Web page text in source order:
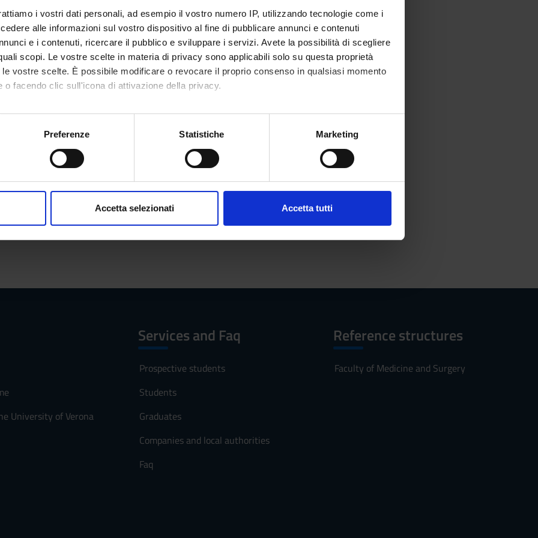
i vostri dati personali, ad esempio il vostro numero IP, utilizzando tecnologie come i
alle informazioni sul vostro dispositivo al fine di pubblicare annunci e contenuti
e i contenuti, ricercare il pubblico e sviluppare i servizi. Avete la possibilità di scegliere
scopi. Le vostre scelte in materia di privacy sono applicabili solo su questa proprietà
vostre scelte. È possibile modificare o revocare il proprio consenso in qualsiasi momento
o facendo clic sull'icona di attivazione della privacy.
anche:
sulla tua posizione geografica, con un'approssimazione di qualche metro,
in qualsiasi momento dalla Dichiarazione sui cookie.
Preferenze Statistiche Marketing
Accetta selezionati Accetta tutti
University of Verona
Services and Faq
Prospective students
Students
Graduates
Companies and local authorities
Faq
Reference structures
Faculty of Medicine and Surgery